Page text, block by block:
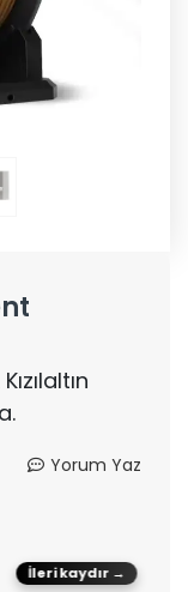
Yorum Yaz
İleri kaydır →